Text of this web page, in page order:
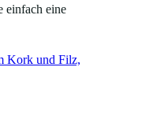
einfach eine
Kork und Filz,